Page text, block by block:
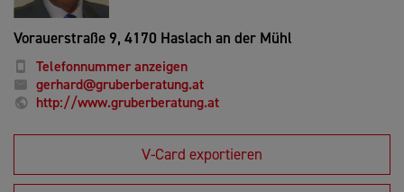
Vorauerstraße 9, 4170 Haslach an der Mühl
Telefonnummer anzeigen
gerhard@gruberberatung.at
http://www.gruberberatung.at
V-Card exportieren